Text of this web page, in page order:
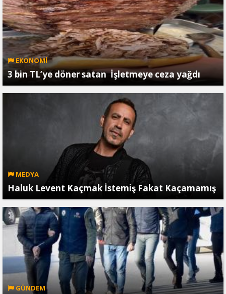
EKONOMİ
3 bin TL’ye döner satan İşletmeye ceza yağdı
MEDYA
Haluk Levent Kaçmak İstemiş Fakat Kaçamamış
GÜNDEM